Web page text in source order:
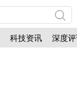
科技资讯 深度